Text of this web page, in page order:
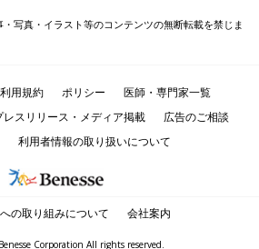
写真・イラスト等のコンテンツの無断転載を禁じま
利用規約 ポリシー
医師・専門家一覧
レスリリース・メディア掲載
広告のご相談
利用者情報の取り扱いについて
の取り組みについて 会社案内
Corporation All rights reserved.